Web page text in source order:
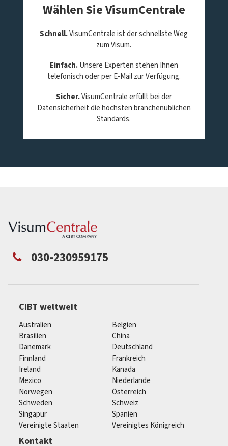
Wählen Sie VisumCentrale
Schnell.VisumCentrale ist der schnellste Weg
zum Visum.
Einfach.Unsere Experten stehen Ihnen
telefonisch oder per E-Mail zur Verfügung.
Sicher.VisumCentrale erfüllt bei der
Datensicherheit die höchsten branchenüblichen
Standards.
030-230959175
CIBT weltweit
Australien
Belgien
Brasilien
China
Dänemark
Deutschland
Finnland
Frankreich
Ireland
Kanada
Mexico
Niederlande
Norwegen
Österreich
Schweden
Schweiz
Singapur
Spanien
Vereinigte Staaten
Vereinigtes Königreich
Kontakt